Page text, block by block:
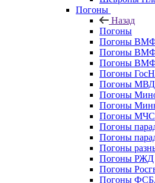
Погоны
Назад
Погоны
Погоны ВМФ
Погоны ВМФ
Погоны ВМФ
Погоны
Погоны МВД
Погоны
Погоны
Погоны МЧС
Погоны
Погоны
Погоны
Погоны РЖД
Погоны
Погоны